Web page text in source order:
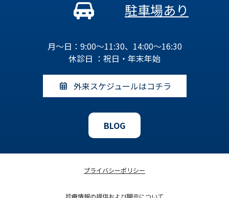
駐車場あり
月～日：9:00～11:30、14:00～16:30
休診日 ：祝日・年末年始
外来スケジュールはコチラ
BLOG
プライバシーポリシー